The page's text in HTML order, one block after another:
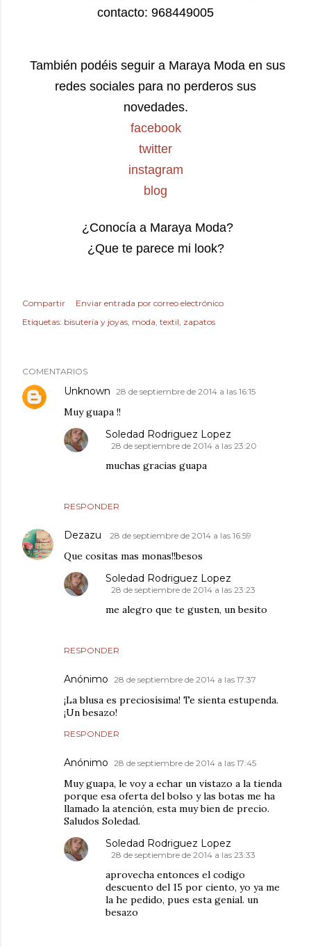
contacto: 968449005
También podéis seguir a Maraya Moda en sus
redes sociales para no perderos sus
novedades.
facebook
twitter
instagram
blog
¿Conocía a Maraya Moda?
¿Que te parece mi look?
Compartir
Enviar entrada por correo electrónico
Etiquetas: bisutería y joyas moda textil zapatos
COMENTARIOS
Unknown 28 de septiembre de 2014 a las 16:15
Muy guapa !!
RESPONDER
Soledad Rodriguez Lopez
28 de septiembre de 2014 a las 23:20
muchas gracias guapa
Dezazu 28 de septiembre de 2014 a las 16:59
Que cositas mas monas!!besos
RESPONDER
Soledad Rodriguez Lopez
28 de septiembre de 2014 a las 23:23
me alegro que te gusten, un besito
Anónimo 28 de septiembre de 2014 a las 17:37
¡La blusa es preciosísima! Te sienta estupenda.
¡Un besazo!
RESPONDER
Anónimo 28 de septiembre de 2014 a las 17:45
Muy guapa, le voy a echar un vistazo a la tienda
porque esa oferta del bolso y las botas me ha
llamado la atención, esta muy bien de precio.
Saludos Soledad.
Soledad Rodriguez Lopez
28 de septiembre de 2014 a las 23:33
aprovecha entonces el codigo
descuento del 15 por ciento, yo ya me
la he pedido, pues esta genial. un
besazo